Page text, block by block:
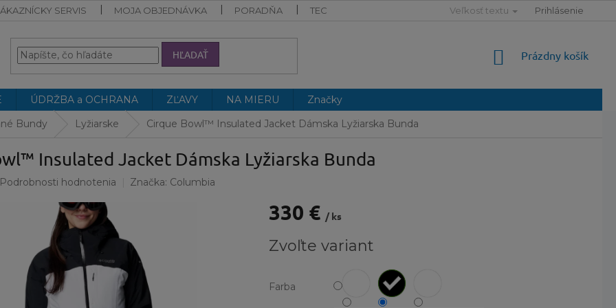
SERVIS MOJA OBJEDNÁVKA PORADŇA TECHNOLÓGIE SLOVNÍK POJMOV MAPA SERVERU
Veľkosť textu Prihlásenie
HĽADAŤ
NÁKUPNÝ
Prázdny košík
ÚDRŽBA a OCHRANA ZĽAVY NA MIERU
Značky
Bundy Lyžiarske Cirque Bowl™ Insulated Jacket Dámska Lyžiarska Bunda
Insulated Jacket Dámska Lyžiarska Bunda
Podrobnosti hodnotenia Značka: Columbia
330 € / ks
cena:
Zvoľte variant
Farba